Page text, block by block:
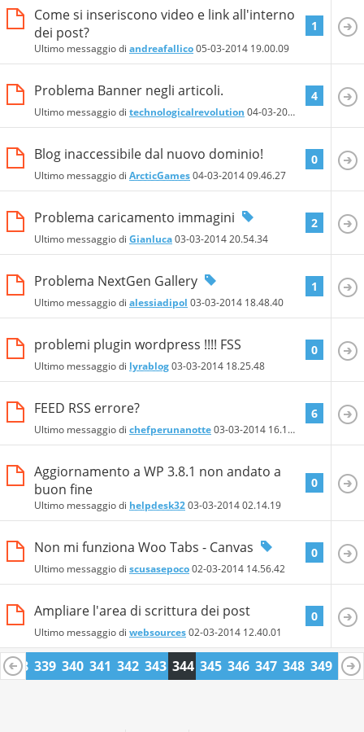
Come si inseriscono video e link all'interno
dei post?
Ultimo messaggio di andreafallico05-03-2014 19.00.09
1
Problema Banner negli articoli.
Ultimo messaggio di technologicalrevolution 04-03-2014
4
Blog inaccessibile dal nuovo dominio!
Ultimo messaggio di ArcticGames04-03-201409.46.27
0
Problema caricamento immagini
Ultimo messaggio di Gianluca03-03-201420.54.34
2
Problema NextGen Gallery
Ultimo messaggio di alessiadipol 03-03-2014 18.48.40
1
problemi plugin wordpress !!!! FSS
Ultimo messaggio di lyrablog03-03-2014 18.25.48
0
FEED RSS errore?
Ultimo messaggio di chefperunanotte03-03-2014 16.13.59
6
Aggiornamento a WP 3.8.1 non andato a
buon fine
Ultimo messaggio di helpdesk3203-03-201402.14.19
0
Non mi funziona Woo Tabs - Canvas
Ultimo messaggio di scusasepoco02-03-2014 14.56.42
0
Ampliare l'area di scrittura dei post
Ultimo messaggio di websources02-03-2014 12.40.01
0
338 339 340 341 342 343 344 345 346 347 348 349 350